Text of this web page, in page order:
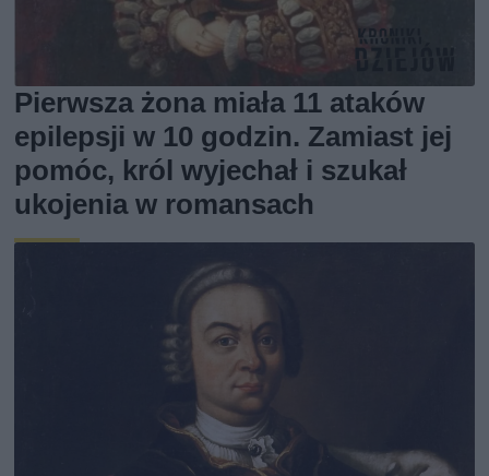
Pierwsza żona miała 11 ataków
epilepsji w 10 godzin. Zamiast jej
pomóc, król wyjechał i szukał
ukojenia w romansach